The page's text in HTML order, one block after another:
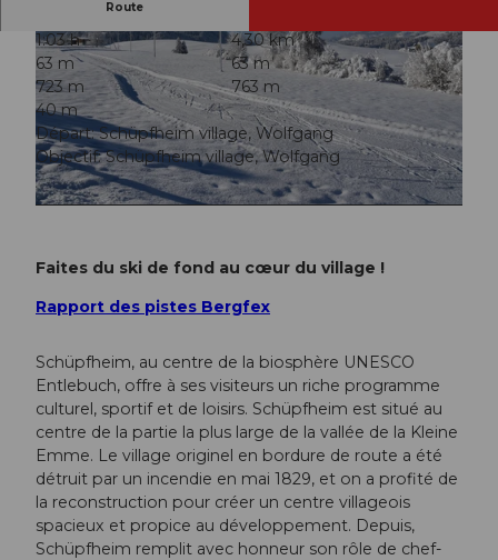
© UNESCO Biosphäre Entlebuch
Route
1:03 h
4,30 km
63 m
63 m
723 m
763 m
40 m
Départ: Schüpfheim village, Wolfgang
Objectif: Schüpfheim village, Wolfgang
Faites du ski de fond au cœur du village !
Rapport des pistes Bergfex
Schüpfheim, au centre de la biosphère UNESCO
Entlebuch, offre à ses visiteurs un riche programme
culturel, sportif et de loisirs. Schüpfheim est situé au
centre de la partie la plus large de la vallée de la Kleine
Emme. Le village originel en bordure de route a été
détruit par un incendie en mai 1829, et on a profité de
la reconstruction pour créer un centre villageois
spacieux et propice au développement. Depuis,
Schüpfheim remplit avec honneur son rôle de chef-